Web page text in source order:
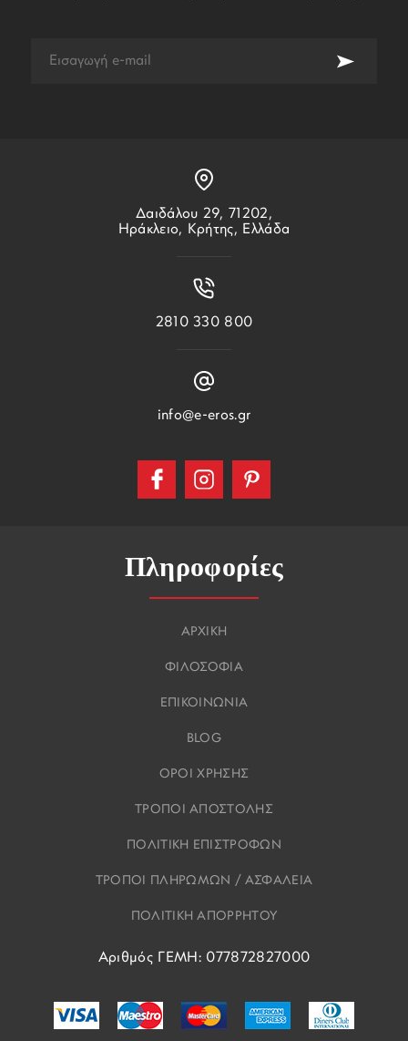
Πληροφορίες
ΑΡΧΙΚΗ
ΦΙΛΟΣΟΦΙΑ
ΕΠΙΚΟΙΝΩΝΙΑ
BLOG
ΟΡΟΙ ΧΡΗΣΗΣ
ΤΡΟΠΟΙ ΑΠΟΣΤΟΛΗΣ
ΠΟΛΙΤΙΚΗ ΕΠΙΣΤΡΟΦΩΝ
ΤΡΟΠΟΙ ΠΛΗΡΩΜΩΝ / ΑΣΦΑΛΕΙΑ
ΠΟΛΙΤΙΚΗ ΑΠΟΡΡΗΤΟΥ
Αριθμός ΓΕΜΗ: 077872827000
Δαιδάλου 29, 71202,
Ηράκλειο, Κρήτης, Ελλάδα
2810 330 800
info@e-eros.gr